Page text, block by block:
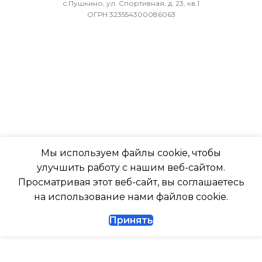
ВОЗДУХА ДЛЯ ВНЕШНЕГО
ДИАМЕТР ТРУБ (ЖИДКОСТЬ)
РАБОТАЕТ С АЛИСОЙ
ТАЙМЕР НА
ВЫСОТА ВНУТР. БЛОКА
с.Пушкино, ул. Спортивная, д. 23, кв.1
ОГРН 323554300086063
Мы используем файлы cookie, чтобы
улучшить работу с нашим веб-сайтом.
Просматривая этот веб-сайт, вы соглашаетесь
на использование нами файлов cookie.
Принять